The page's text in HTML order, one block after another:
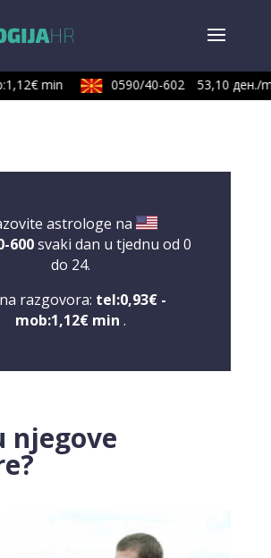
min 0590/40-602 53,10 ден./
astrologe na
600svaki dan u tjednu od 0
do 24.
razgovora: tel:0,93€ -
mob:1,12€ min .
njegove